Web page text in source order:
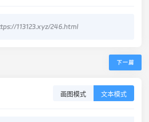
113123.xyz/246.html
下一篇
画图模式 文本模式